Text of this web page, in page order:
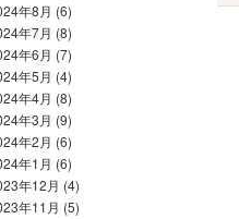
年8月 (6)
年7月 (8)
年6月 (7)
年5月 (4)
年4月 (8)
年3月 (9)
年2月 (6)
年1月 (6)
年12月 (4)
年11月 (5)